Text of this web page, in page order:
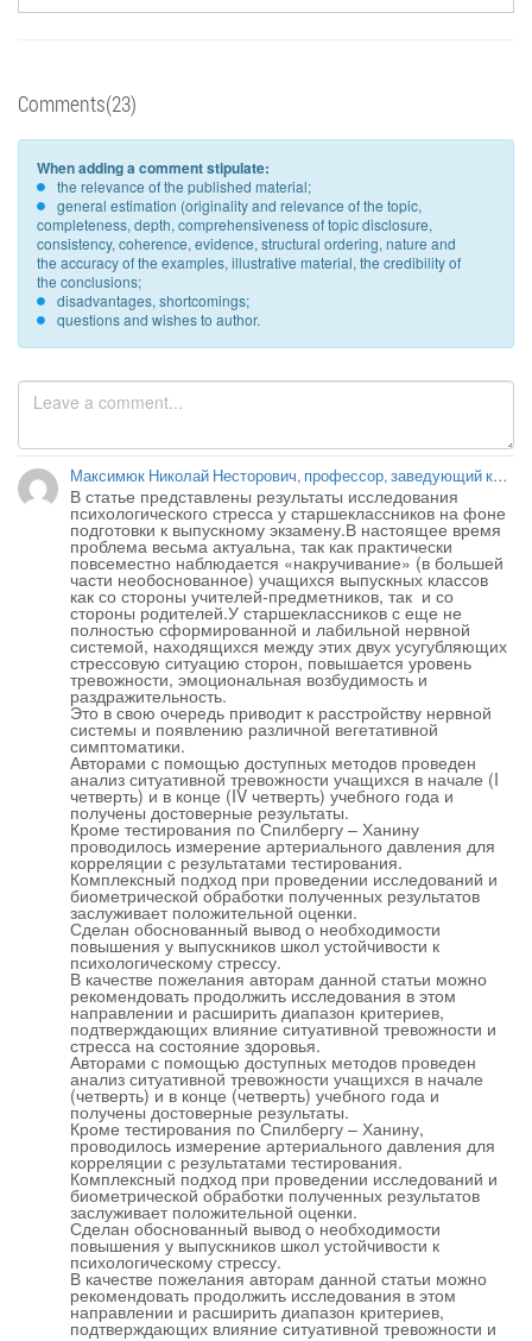
Comments(23)
When adding a comment stipulate:
the relevance of the published material;
general estimation (originality and relevance of the topic,
completeness, depth, comprehensiveness of topic disclosure,
consistency, coherence, evidence, structural ordering, nature and
the accuracy of the examples, illustrative material, the credibility of
the conclusions;
disadvantages, shortcomings;
questions and wishes to author.
Максимюк Николай Несторович, профессор, заведующий кафедрой биологии и биологической химии ФГБОУ ВО «Новгородский государственный университет им. Ярослава Мудрого» г. Великий Новгород Новгородской области
В статье представлены результаты исследования
психологического стресса у старшеклассников на фоне
подготовки к выпускному экзамену.В настоящее время
проблема весьма актуальна, так как практически
повсеместно наблюдается «накручивание» (в большей
части необоснованное) учащихся выпускных классов
как со стороны учителей-предметников, так  и со
стороны родителей.У старшеклассников с еще не
полностью сформированной и лабильной нервной
системой, находящихся между этих двух усугубляющих
стрессовую ситуацию сторон, повышается уровень
тревожности, эмоциональная возбудимость и
раздражительность.
Это в свою очередь приводит к расстройству нервной
системы и появлению различной вегетативной
симптоматики.
Авторами с помощью доступных методов проведен
анализ ситуативной тревожности учащихся в начале (I
четверть) и в конце (IV четверть) учебного года и
получены достоверные результаты.
Кроме тестирования по Спилбергу – Ханину
проводилось измерение артериального давления для
корреляции с результатами тестирования.
Комплексный подход при проведении исследований и
биометрической обработки полученных результатов
заслуживает положительной оценки.
Сделан обоснованный вывод о необходимости
повышения у выпускников школ устойчивости к
психологическому стрессу.
В качестве пожелания авторам данной статьи можно
рекомендовать продолжить исследования в этом
направлении и расширить диапазон критериев,
подтверждающих влияние ситуативной тревожности и
стресса на состояние здоровья.
Авторами с помощью доступных методов проведен
анализ ситуативной тревожности учащихся в начале
(четверть) и в конце (четверть) учебного года и
получены достоверные результаты.
Кроме тестирования по Спилбергу – Ханину,
проводилось измерение артериального давления для
корреляции с результатами тестирования.
Комплексный подход при проведении исследований и
биометрической обработки полученных результатов
заслуживает положительной оценки.
Сделан обоснованный вывод о необходимости
повышения у выпускников школ устойчивости к
психологическому стрессу.
В качестве пожелания авторам данной статьи можно
рекомендовать продолжить исследования в этом
направлении и расширить диапазон критериев,
подтверждающих влияние ситуативной тревожности и